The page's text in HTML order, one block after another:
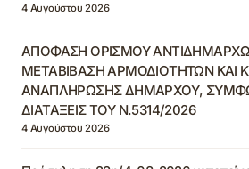
4 Αυγούστου 2026
ΑΠΟΦΑΣΗ ΟΡΙΣΜΟΥ
ΜΕΤΑΒΙΒΑΣΗ ΑΡΜΟΔΙΟΤΗΤΩΝ ΚΑΙ
ΑΝΑΠΛΗΡΩΣΗΣ ΔΗΜΑΡΧΟΥ,
ΔΙΑΤΑΞΕΙΣ ΤΟΥ Ν.5314/2026
4 Αυγούστου 2026